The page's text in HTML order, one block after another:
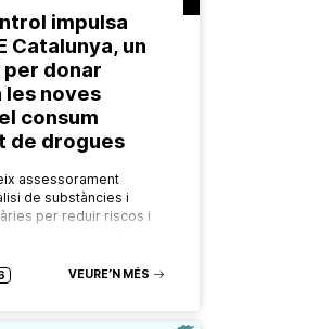
impulsa
Catalunya, un
donar
les noves
consum
de drogues
assessorament
de substàncies i
per reduir riscos i
També ho…
VEURE’N MÉS